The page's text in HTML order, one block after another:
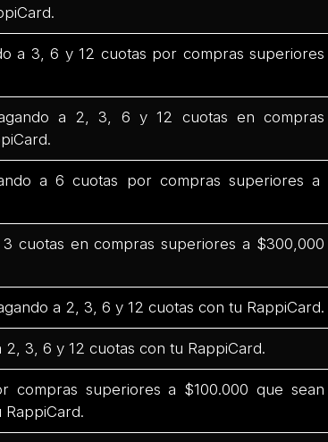
a 3, 6 y 12 cuotas por compras superiores
a 2, 3, 6 y 12 cuotas en compras
a 6 cuotas por compras superiores a
cuotas en compras superiores a $300,000
a 2, 3, 6 y 12 cuotas con tu RappiCard.
3, 6 y 12 cuotas con tu RappiCard.
compras superiores a $100.000 que sean
RappiCard.